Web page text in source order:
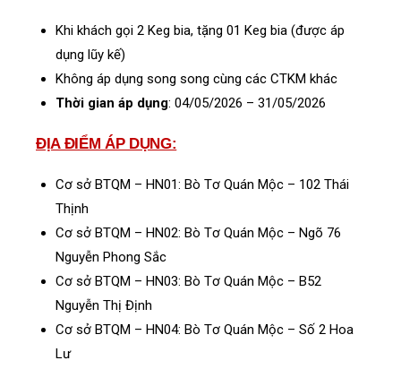
Khi khách gọi 2 Keg bia, tặng 01 Keg bia (được áp
dụng lũy kế)
Không áp dụng song song cùng các CTKM khác
Thời gian áp dụng: 04/05/2026 – 31/05/2026
ĐỊA ĐIỂM ÁP DỤNG:
Cơ sở BTQM – HN01: Bò Tơ Quán Mộc – 102 Thái
Thịnh
Cơ sở BTQM – HN02: Bò Tơ Quán Mộc – Ngõ 76
Nguyễn Phong Sắc
Cơ sở BTQM – HN03: Bò Tơ Quán Mộc – B52
Nguyễn Thị Định
Cơ sở BTQM – HN04: Bò Tơ Quán Mộc – Số 2 Hoa
Lư